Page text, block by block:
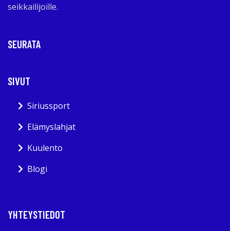
seikkailijoille.
SEURATA
SIVUT
Siriussport
Elämyslahjat
Kuulento
Blogi
YHTEYSTIEDOT